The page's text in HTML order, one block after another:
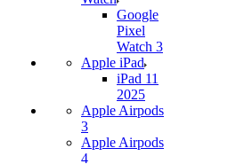
Google
Pixel
Watch 3
Apple iPad
iPad 11
2025
Apple Airpods
3
Apple Airpods
4